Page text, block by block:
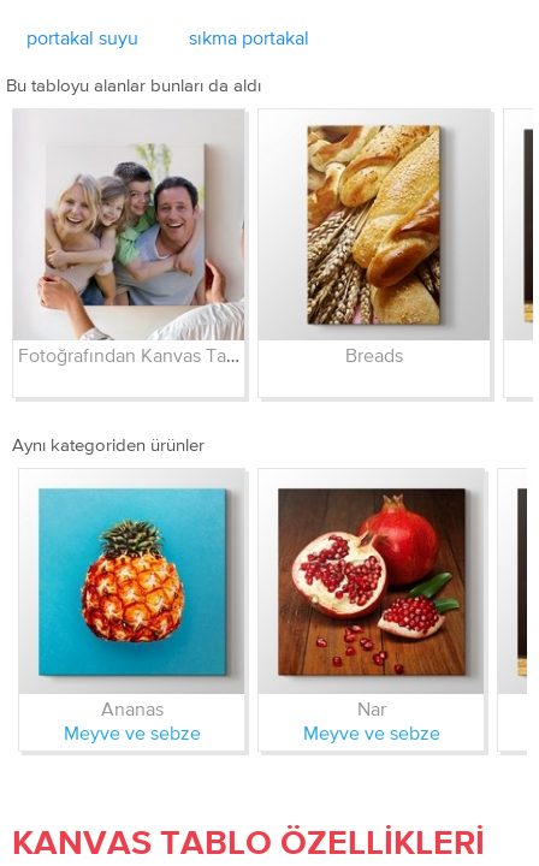
portakal suyu sıkma portakal
Bu tabloyu alanlar bunları da aldı
Breads
Aynı kategoriden ürünler
Ananas
Meyve ve sebze
Nar
Meyve ve sebze
KANVAS TABLO ÖZELLIKLERI